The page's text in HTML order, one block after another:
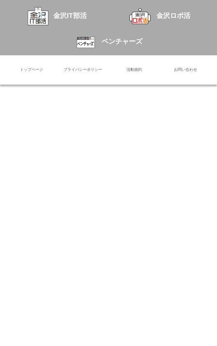
金沢IT部活 金沢ロボ活
ベンチャーズ
トップページ プライバシーポリシー 活動規約 お問い合わせ